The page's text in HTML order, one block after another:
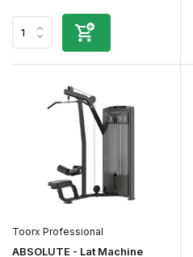
Toorx Professional
ABSOLUTE - Lat Machine